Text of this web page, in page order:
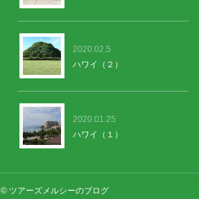
2020.02.5
ハワイ（２）
2020.01.25
ハワイ（１）
© ツアーズメルシーのブログ